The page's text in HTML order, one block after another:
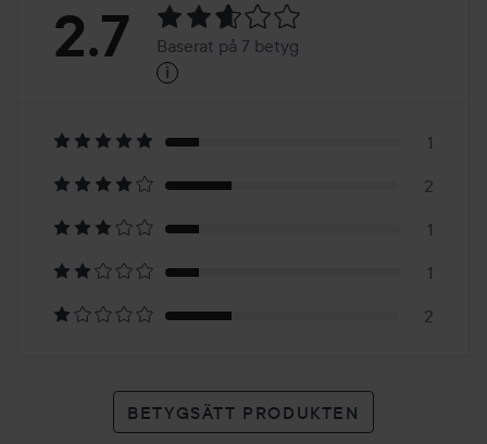
Betyg:
Baserat
på
7
betyg
2.7 Baserat på 7 betyg
i
1
2
1
1
2
BETYGSÄTT PRODUKTEN